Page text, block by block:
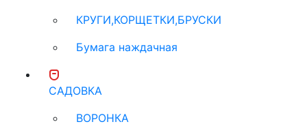
КРУГИ,КОРЩЕТКИ,БРУСКИ
Бумага наждачная
САДОВКА
ВОРОНКА